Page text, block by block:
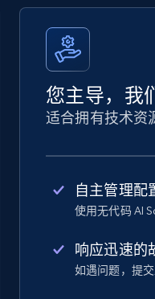
您主导，我
适合拥有技术资
自主管理配
使用无代码 AI
响应迅速的
如遇问题，提